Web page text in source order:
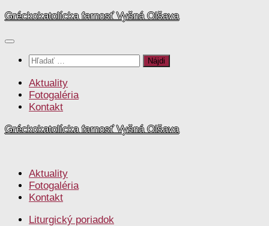
Preskočiť
obsah
Gréckokatolícka farnosť Vyšná Olšava
Hľadať:
Aktuality
Fotogaléria
Kontakt
Gréckokatolícka farnosť Vyšná Olšava
Aktuality
Fotogaléria
Kontakt
Liturgický poriadok